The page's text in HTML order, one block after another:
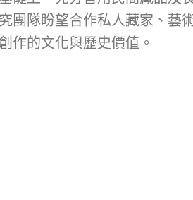
團隊盼望合作私人藏家、藝
作的文化與歷史價值。